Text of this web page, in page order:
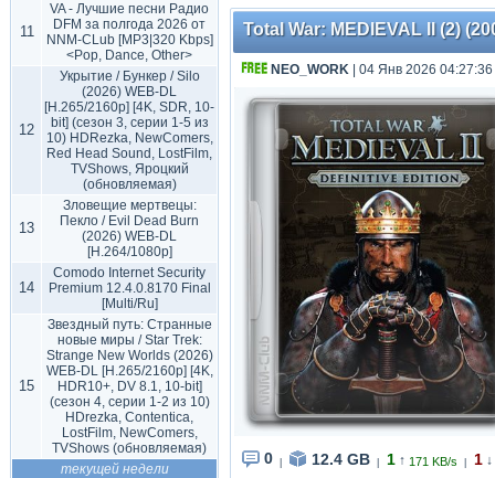
11
VA - Лучшие песни Радио
DFM за полгода 2026 от
NNM-CLub [MP3|320 Kbps]
<Pop, Dance, Other>
12
Укрытие / Бункер / Silo
(2026) WEB-DL
[H.265/2160p] [4K, SDR, 10-
bit] (сезон 3, серии 1-5 из
10) HDRezka, NewComers,
Red Head Sound, LostFilm,
TVShows, Яроцкий
(обновляемая)
13
Зловещие мертвецы:
Пекло / Evil Dead Burn
(2026) WEB-DL
[H.264/1080p]
14
Comodo Internet Security
Premium 12.4.0.8170 Final
[Multi/Ru]
15
Звездный путь: Странные
новые миры / Star Trek:
Strange New Worlds (2026)
WEB-DL [H.265/2160p] [4K,
HDR10+, DV 8.1, 10-bit]
(сезон 4, серии 1-2 из 10)
HDrezka, Contentica,
LostFilm, NewComers,
TVShows (обновляемая)
текущей недели
Total War: MEDIEVAL II (2)
NEO_WORK | 04 Янв 2026 04:27:36
0 12.4 GB 1 ↑ 171 KB/s 1 ↓